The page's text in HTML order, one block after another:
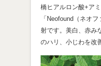
橋ヒアルロン酸+ア
「Neofound（ネオ
射です。美白、赤み
のハリ、小じわを改